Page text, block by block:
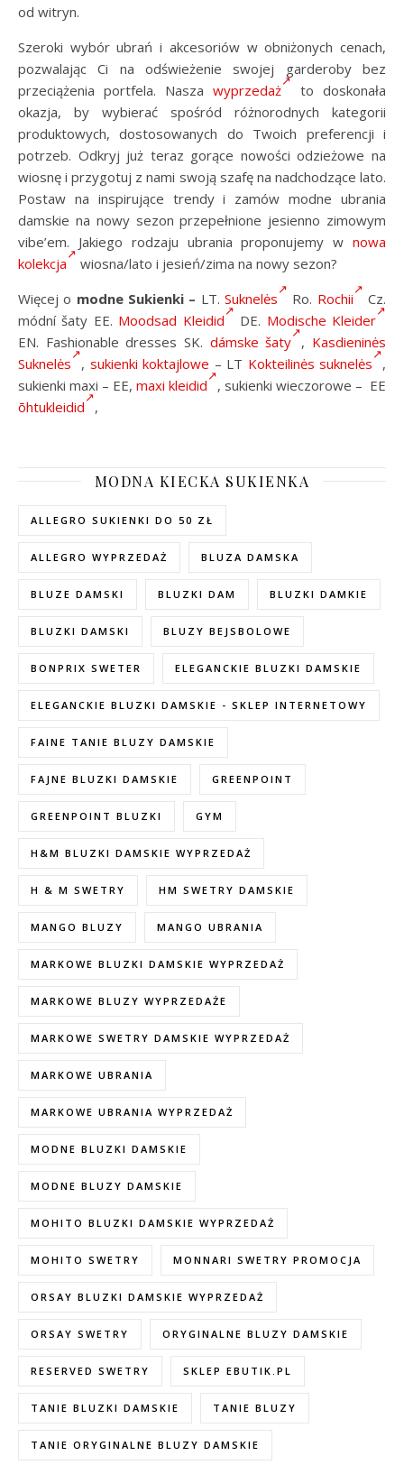
od witryn.
Szeroki wybór ubrań i akcesoriów w obniżonych cenach,
pozwalając Ci na odświeżenie swojej garderoby bez
przeciążenia portfela. Nasza wyprzedaż
to doskonała
okazja, by wybierać spośród różnorodnych kategorii
produktowych, dostosowanych do Twoich preferencji i
potrzeb. Odkryj już teraz gorące nowości odzieżowe na
wiosnę i przygotuj z nami swoją szafę na nadchodzące lato.
Postaw na inspirujące trendy i zamów modne ubrania
damskie na nowy sezon przepełnione jesienno zimowym
vibe’em. Jakiego rodzaju ubrania proponujemy w nowa
kolekcja
wiosna/lato i jesień/zima na nowy sezon?
Więcej o modne Sukienki – LT.Suknelės Ro. Rochii
Cz.
módní šaty EE. Moodsad Kleidid DE. Modische Kleider
EN. Fashionable dresses SK. dámske šaty , Kasdieninės
Suknelės
, sukienki koktajlowe – LT Kokteilinės suknelės
,
sukienki maxi – EE, maxi kleidid
, sukienki wieczorowe – EE
õhtukleidid
,
MODNA KIECKA SUKIENKA
ALLEGRO SUKIENKI DO 50 ZŁ
ALLEGRO WYPRZEDAŻ BLUZA DAMSKA
BLUZE DAMSKI BLUZKI DAM BLUZKI DAMKIE
BLUZKI DAMSKI BLUZY BEJSBOLOWE
BONPRIX SWETER ELEGANCKIE BLUZKI DAMSKIE
ELEGANCKIE BLUZKI DAMSKIE - SKLEP INTERNETOWY
FAINE TANIE BLUZY DAMSKIE
FAJNE BLUZKI DAMSKIE GREENPOINT
GREENPOINT BLUZKI GYM
H&M BLUZKI DAMSKIE WYPRZEDAŻ
H & M SWETRY HM SWETRY DAMSKIE
MANGO BLUZY MANGO UBRANIA
MARKOWE BLUZKI DAMSKIE WYPRZEDAŻ
MARKOWE BLUZY WYPRZEDAŻE
MARKOWE SWETRY DAMSKIE WYPRZEDAŻ
MARKOWE UBRANIA
MARKOWE UBRANIA WYPRZEDAŻ
MODNE BLUZKI DAMSKIE
MODNE BLUZY DAMSKIE
MOHITO BLUZKI DAMSKIE WYPRZEDAŻ
MOHITO SWETRY MONNARI SWETRY PROMOCJA
ORSAY BLUZKI DAMSKIE WYPRZEDAŻ
ORSAY SWETRY ORYGINALNE BLUZY DAMSKIE
RESERVED SWETRY SKLEP EBUTIK.PL
TANIE BLUZKI DAMSKIE TANIE BLUZY
TANIE ORYGINALNE BLUZY DAMSKIE